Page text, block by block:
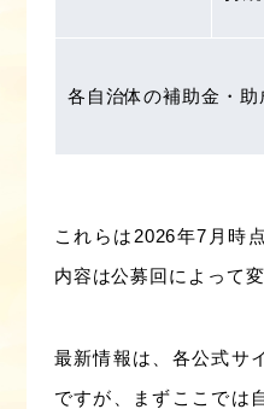
各自治体の補助金・助
これらは2026年7月時
内容は公募回によって
最新情報は、各公式サ
ですが、まずここでは